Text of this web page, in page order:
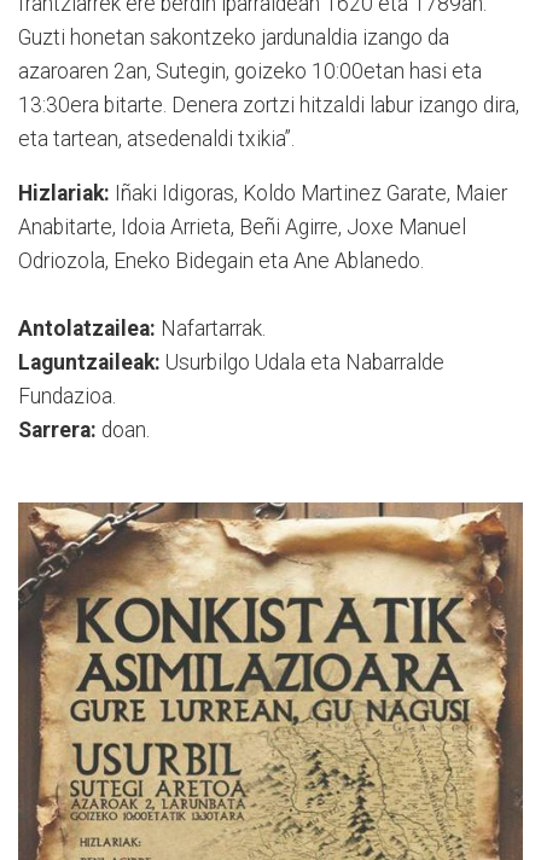
Guzti honetan sakontzeko jardunaldia izango da
azaroaren 2an, Sutegin, goizeko 10:00etan hasi eta
13:30era bitarte. Denera zortzi hitzaldi labur izango dira,
eta tartean, atsedenaldi txikia”.
Hizlariak: Iñaki Idigoras, Koldo Martinez Garate, Maier
Anabitarte, Idoia Arrieta, Beñi Agirre, Joxe Manuel
Odriozola, Eneko Bidegain eta Ane Ablanedo.
Antolatzailea: Nafartarrak.
Laguntzaileak: Usurbilgo Udala eta Nabarralde
Fundazioa.
Sarrera: doan.